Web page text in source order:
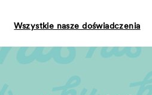
Wszystkie nasze doświadczenia